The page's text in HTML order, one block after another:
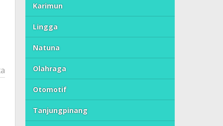
Karimun
Lingga
Natuna
Olahraga
Otomotif
Tanjungpinang